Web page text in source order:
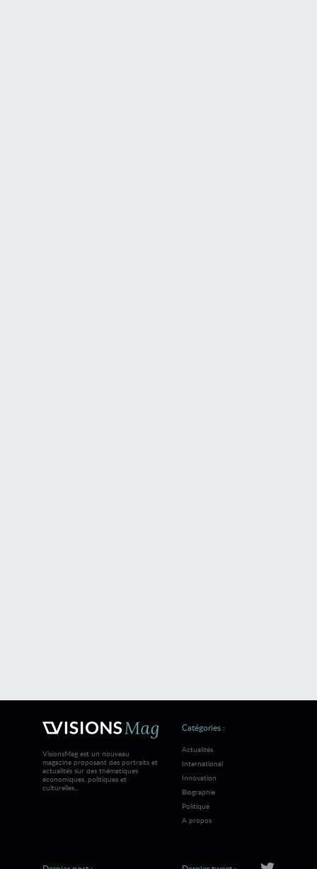
VisionsMag est un nouveau
magazine proposant des portraits et
actualités sur des thématiques
économiques, politiques et
culturelles...
Catégories :
Actualités
International
Innovation
Biographie
Politique
A propos